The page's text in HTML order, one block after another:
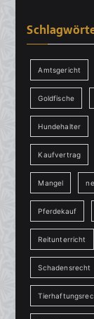
Amtsgericht
Goldfische
Hundehalter
Kaufvertrag
Mangel
Pferdekauf
Reitunterricht
Schadensrecht